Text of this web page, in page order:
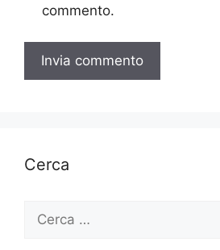
commento.
Cerca
per: